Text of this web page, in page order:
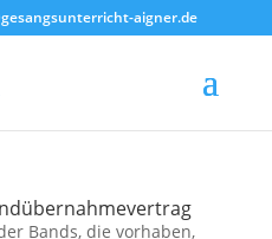
aigner.de
Bands, die vorhaben,